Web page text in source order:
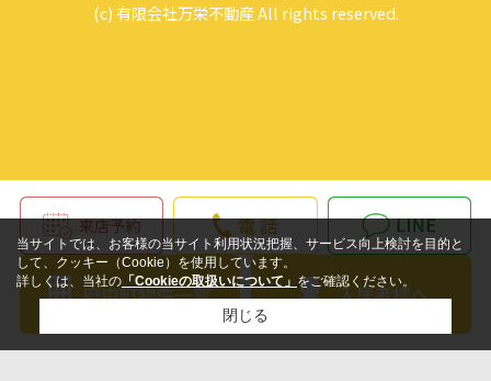
(c) 有限会社万栄不動産 All rights reserved.
当サイトでは、お客様の当サイト利用状況把握、サービス向上検討を目的と
して、クッキー（Cookie）を使用しています。
詳しくは、当社の 「Cookieの取扱いについて」 をご確認ください。
閉じる